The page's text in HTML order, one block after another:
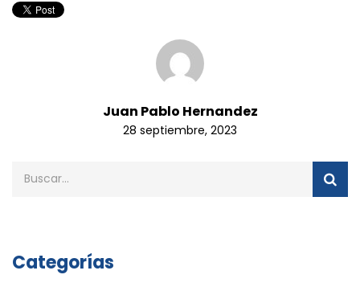
Juan Pablo Hernandez
28 septiembre, 2023
Categorías